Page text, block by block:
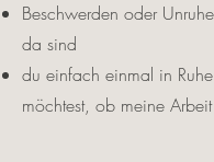
Beschwerden oder
da sind
du einfach einmal in
möchtest, ob meine